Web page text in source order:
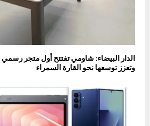
الدار البيضاء: شاومي تفتتح أول متجر رسمي
وتعزز توسعها نحو القارة السمراء